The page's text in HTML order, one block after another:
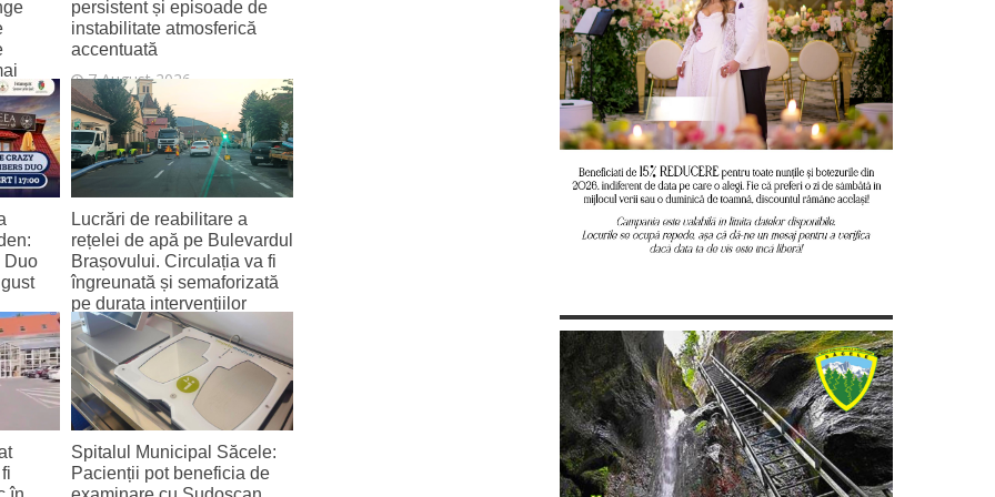
persistent și episoade de
instabilitate atmosferică
accentuată
7 August 2026
Duo
Lucrări de reabilitare a
rețelei de apă pe Bulevardul
Brașovului. Circulația va fi
îngreunată și semaforizată
pe durata intervențiilor
6 August 2026
Spitalul Municipal Săcele:
Pacienții pot beneficia de